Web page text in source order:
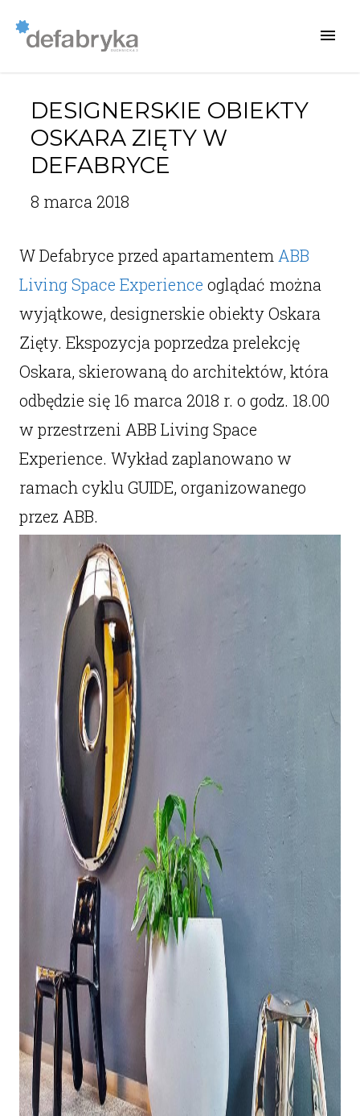
DESIGNERSKIE OBIEKTY
OSKARA ZIĘTY W
DEFABRYCE
8 marca 2018
W Defabryce przed apartamentem ABB
Living Space Experience oglądać można
wyjątkowe, designerskie obiekty Oskara
Zięty. Ekspozycja poprzedza prelekcję
Oskara, skierowaną do architektów, która
odbędzie się 16 marca 2018 r. o godz. 18.00
w przestrzeni ABB Living Space
Experience. Wykład zaplanowano w
ramach cyklu GUIDE, organizowanego
przez ABB.